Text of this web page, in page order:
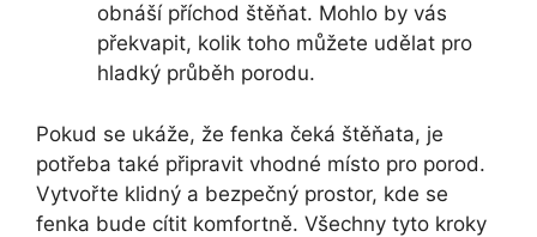
obnáší příchod štěňat. Mohlo by vás
překvapit, kolik toho můžete udělat pro
hladký průběh porodu.
Pokud se ukáže, že fenka čeká štěňata, je
potřeba také připravit vhodné místo pro porod.
Vytvořte klidný a bezpečný prostor, kde se
fenka bude cítit komfortně. Všechny tyto kroky